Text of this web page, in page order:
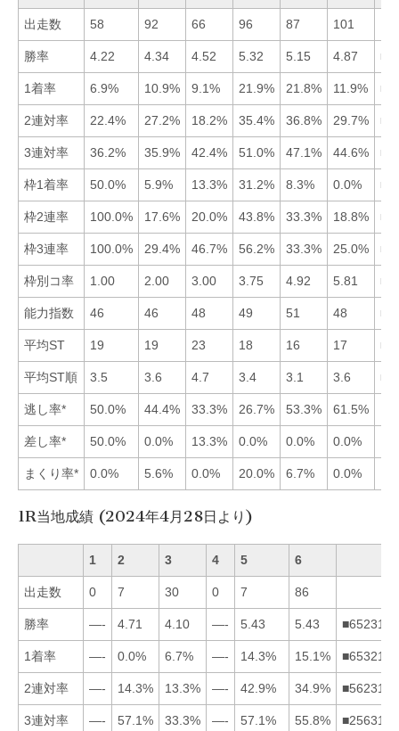
出走数 58 92 66 96 87 101
勝率 4.22 4.34 4.52 5.32 5.15 4.87
1着率 6.9% 10.9% 9.1% 21.9% 21.8% 11.9%
2連対率 22.4% 27.2% 18.2% 35.4% 36.8% 29.7%
3連対率 36.2% 35.9% 42.4% 51.0% 47.1% 44.6%
枠1着率 50.0% 5.9% 13.3% 31.2% 8.3% 0.0%
枠2連率 100.0% 17.6% 20.0% 43.8% 33.3% 18.8%
枠3連率 100.0% 29.4% 46.7% 56.2% 33.3% 25.0%
枠別コ率 1.00 2.00 3.00 3.75 4.92 5.81
能力指数 46 46 48 49 51 48
平均ST 19 19 23 18 16 17
平均ST順 3.5 3.6 4.7 3.4 3.1 3.6
逃し率* 50.0% 44.4% 33.3% 26.7% 53.3% 61.5%
差し率* 50.0% 0.0% 13.3% 0.0% 0.0% 0.0%
まくり率* 0.0% 5.6% 0.0% 20.0% 6.7% 0.0%
1R当地成績 (2024年4月28日より)
1 2 3 4 5 6
出走数 0 7 30 0 7 86
勝率 —- 4.71 4.10 —- 5.43 5.43 ■652314
1着率 —- 0.0% 6.7% —- 14.3% 15.1% ■653214
2連対率 —- 14.3% 13.3% —- 42.9% 34.9% ■562314
3連対率 —- 57.1% 33.3% —- 57.1% 55.8% ■256314